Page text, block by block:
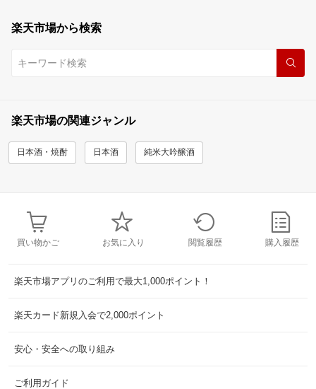
楽天市場から検索
楽天市場の関連ジャンル
日本酒・焼酎 日本酒 純米大吟醸酒
買い物かご お気に入り 閲覧履歴 購入履歴
楽天市場アプリのご利用で最大1,000ポイント！
楽天カード新規入会で2,000ポイント
安心・安全への取り組み
ご利用ガイド